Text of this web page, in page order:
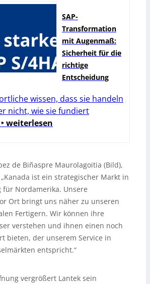
SAP-
Transformation
mit Augenmaß:
Sicherheit für die
richtige
Entscheidung
wissen, dass sie handeln
nicht, wie sie fundiert
‣ weiterlesen
de Biñaspre Maurolagoitia (Bild),
„Kanada ist ein strategischer Markt in
für Nordamerika. Unsere
Ort bringt uns näher zu unseren
Fertigern. Wir können ihre
verstehen und ihnen einen noch
bieten, der unserem Service in
entspricht.“
vergrößert Lantek sein